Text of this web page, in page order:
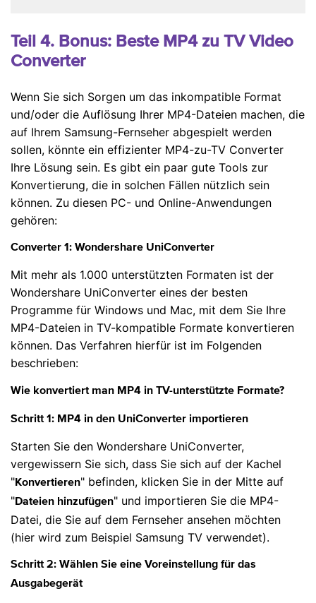
Teil 4. Bonus: Beste MP4 zu TV Video
Converter
Wenn Sie sich Sorgen um das inkompatible Format
und/oder die Auflösung Ihrer MP4-Dateien machen, die
auf Ihrem Samsung-Fernseher abgespielt werden
sollen, könnte ein effizienter MP4-zu-TV Converter
Ihre Lösung sein. Es gibt ein paar gute Tools zur
Konvertierung, die in solchen Fällen nützlich sein
können. Zu diesen PC- und Online-Anwendungen
gehören:
Converter 1: Wondershare UniConverter
Mit mehr als 1.000 unterstützten Formaten ist der
Wondershare UniConverter eines der besten
Programme für Windows und Mac, mit dem Sie Ihre
MP4-Dateien in TV-kompatible Formate konvertieren
können. Das Verfahren hierfür ist im Folgenden
beschrieben:
Wie konvertiert man MP4 in TV-unterstützte Formate?
Schritt 1: MP4 in den UniConverter importieren
Starten Sie den Wondershare UniConverter,
vergewissern Sie sich, dass Sie sich auf der Kachel
"Konvertieren" befinden, klicken Sie in der Mitte auf
"Dateien hinzufügen" und importieren Sie die MP4-
Datei, die Sie auf dem Fernseher ansehen möchten
(hier wird zum Beispiel Samsung TV verwendet).
Schritt 2: Wählen Sie eine Voreinstellung für das
Ausgabegerät